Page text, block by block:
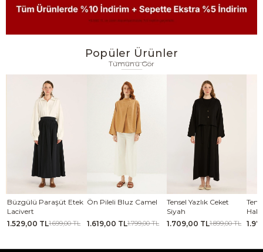
Popüler Ürünler
Tümünü Gör
Büzgülü Paraşüt Etek
Lacivert
1.529,00 TL1.699,00 TL
Ön Pileli Bluz Camel
1.619,00 TL1.799,00 TL
Tensel Yazlık Ceket
Siyah
1.709,00 TL1.899,00 TL
Haki